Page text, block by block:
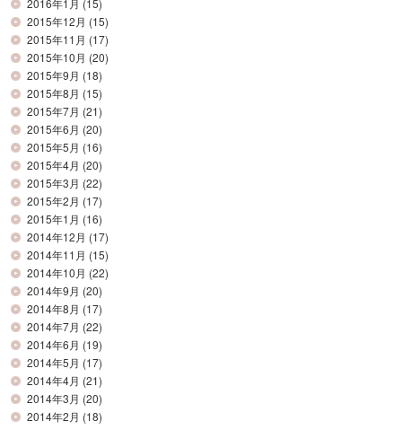
2015年12月 (15)
2015年11月 (17)
2015年10月 (20)
2015年9月 (18)
2015年8月 (15)
2015年7月 (21)
2015年6月 (20)
2015年5月 (16)
2015年4月 (20)
2015年3月 (22)
2015年2月 (17)
2015年1月 (16)
2014年12月 (17)
2014年11月 (15)
2014年10月 (22)
2014年9月 (20)
2014年8月 (17)
2014年7月 (22)
2014年6月 (19)
2014年5月 (17)
2014年4月 (21)
2014年3月 (20)
2014年2月 (18)